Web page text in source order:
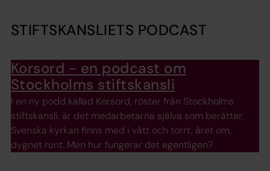
STIFTSKANSLIETS PODCAST
Korsord - en podcast om
Stockholms stiftskansli
I en ny podd kallad Korsord, röster från Stockholms
stiftskansli, är det medarbetarna själva som berättar.
Svenska kyrkan finns med i vått och torrt, året om,
dygnet runt. Men hur fungerar det egentligen?